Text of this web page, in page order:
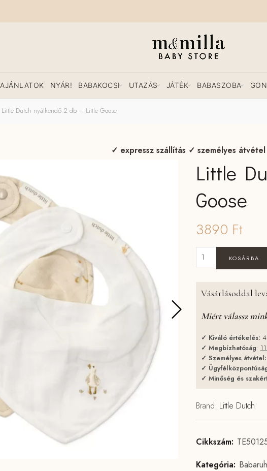
AJÁNLATOK NYÁR! BABAKOCSI UTAZÁS JÁTÉK BABASZOBA
Little Dutch nyálkendő 2 db – Little Goose
✓ expressz szállítás ✓ személyes átvétel
Little
Goose
3890 Ft
KOSÁRBA
Vásárlásoddal
Miért válassz
✓ Kiváló értékelés:
✓ Megbízhatóság:
✓ Személyes átvétel:
✓
✓ Minőség és
Brand: Little Dutch
Cikkszám:
Kategória: